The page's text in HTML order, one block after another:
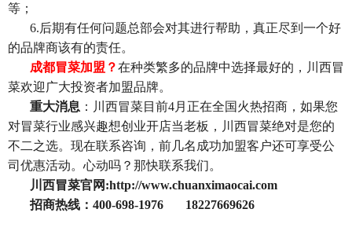
等；
6.后期有任何问题总部会对其进行帮助，真正尽到一个好
的品牌商该有的责任。
成都冒菜加盟？在种类繁多的品牌中选择最好的，川西冒
菜欢迎广大投资者加盟品牌。
重大消息 ：川西冒菜目前4月正在全国火热招商，如果您
对冒菜行业感兴趣想创业开店当老板，川西冒菜绝对是您的
不二之选。现在联系咨询，前几名成功加盟客户还可享受公
司优惠活动。心动吗？那快联系我们。
川西冒菜官网:http://www.chuanximaocai.com
招商热线：400-698-1976 18227669626